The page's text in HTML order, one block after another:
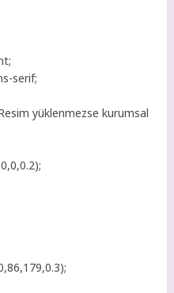
serif;
yüklenmezse kurumsal